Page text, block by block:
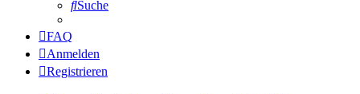
Suche
FAQ
Anmelden
Registrieren